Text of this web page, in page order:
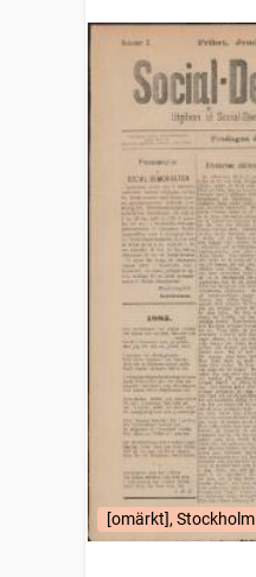
[omärkt], Stockholm